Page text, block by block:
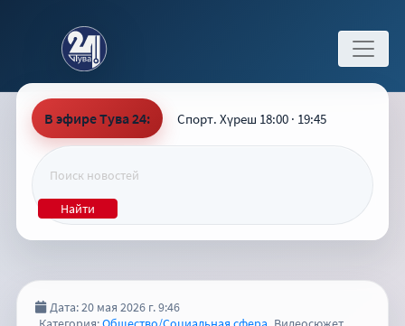
В эфире Тува 24: Спорт. Хүреш 18:00 · 19:45
Найти
Дата: 20 мая 2026 г. 9:46